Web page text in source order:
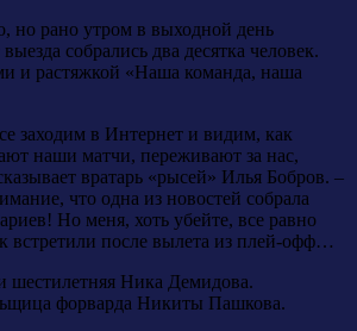
рано утром в выходной день
собрались два десятка человек.
и растяжкой «Наша команда, наша
заходим в Интернет и видим, как
наши матчи, переживают за нас,
вратарь «рысей» Илья Бобров. –
что одна из новостей собрала
Но меня, хоть убейте, все равно
встретили после вылета из плей-офф…
шестилетняя Ника Демидова.
форварда Никиты Пашкова.